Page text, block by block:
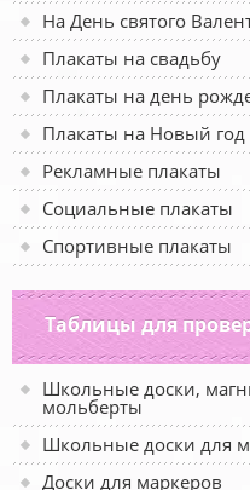
На День святого
Плакаты на свадьбу
Плакаты на день
Плакаты на Новый год
Рекламные плакаты
Социальные плакаты
Спортивные плакаты
Таблицы для
Школьные доски,
мольберты
Школьные доски для
Доски для маркеров